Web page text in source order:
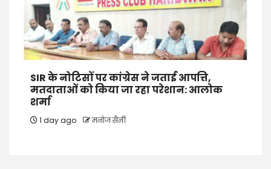
SIR के नोटिसों पर कांग्रेस ने जताई आपत्ति,
मतदाताओं को किया जा रहा परेशान: आलोक
शर्मा
1 day ago मनोज सैनी